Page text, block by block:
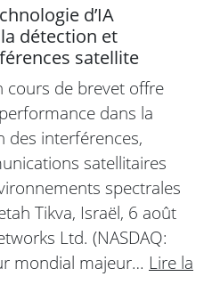
d’IA
détection et
satellite
cours de brevet offre
dans la
des interférences,
satellitaires
spectrales
Tikva, Israël, 6 août
Ltd. (NASDAQ:
mondial majeur… Lire la